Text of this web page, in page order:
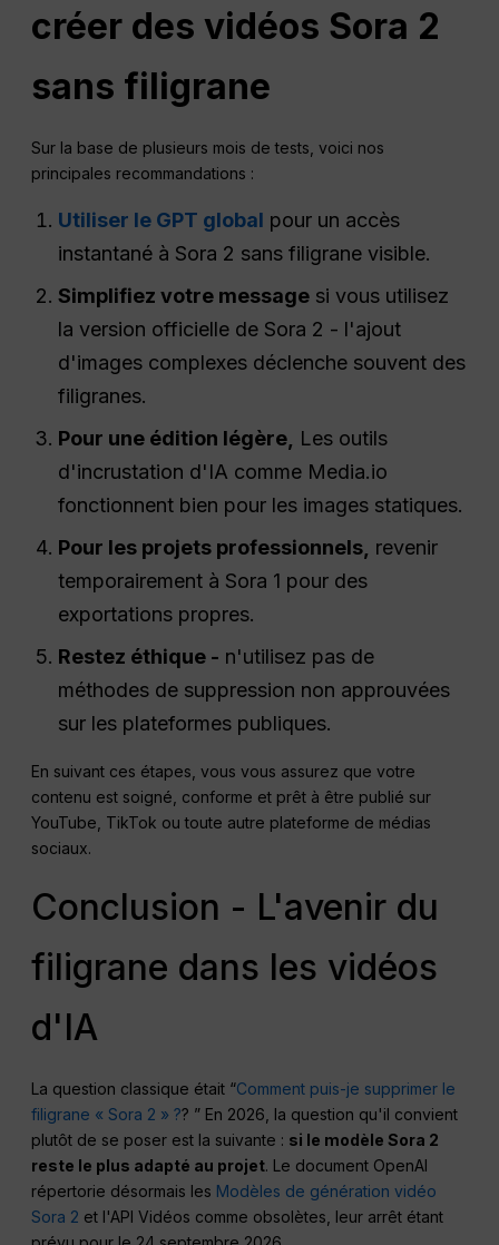
créer des vidéos Sora 2
sans filigrane
Sur la base de plusieurs mois de tests, voici nos
principales recommandations :
Utiliser le GPT global pour un accès
instantané à Sora 2 sans filigrane visible.
Simplifiez votre message si vous utilisez
la version officielle de Sora 2 - l'ajout
d'images complexes déclenche souvent des
filigranes.
Pour une édition légère,
Les outils
d'incrustation d'IA comme Media.io
fonctionnent bien pour les images statiques.
Pour les projets professionnels, revenir
temporairement à Sora 1 pour des
exportations propres.
Restez éthique - n'utilisez pas de
méthodes de suppression non approuvées
sur les plateformes publiques.
En suivant ces étapes, vous vous assurez que votre
contenu est soigné, conforme et prêt à être publié sur
YouTube, TikTok ou toute autre plateforme de médias
sociaux.
Conclusion - L'avenir du
filigrane dans les vidéos
d'IA
La question classique était “Comment puis-je supprimer le
filigrane « Sora 2 » ?? ” En 2026, la question qu'il convient
plutôt de se poser est la suivante : si le modèle Sora 2
reste le plus adapté au projet. Le document OpenAI
répertorie désormais les Modèles de génération vidéo
Sora 2 et l'API Vidéos comme obsolètes, leur arrêt étant